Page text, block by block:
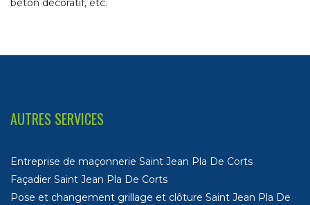
béton décoratif, etc.
AUTRES SERVICES
Entreprise de maçonnerie Saint Jean Pla De Corts
Façadier Saint Jean Pla De Corts
Pose et changement grillage et clôture Saint Jean Pla De